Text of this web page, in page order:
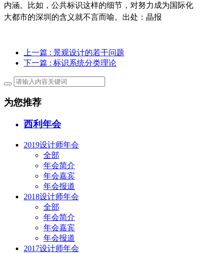
内涵。比如，公共标识这样的细节，对努力成为国际化
大都市的深圳的含义就不言而喻。出处：晶报
上一篇 : 景观设计的若干问题
下一篇 : 标识系统分类理论
为您推荐
西利年会
2019设计师年会
全部
年会简介
年会嘉宾
年会报道
2018设计师年会
全部
年会简介
年会嘉宾
年会报道
2017设计师年会